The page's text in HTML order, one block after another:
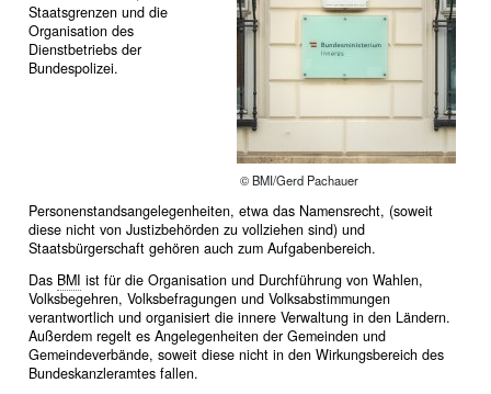
© BMI/Gerd Pachauer
Staatsgrenzen und die
Organisation des
Dienstbetriebs der
Bundespolizei.
Personenstandsangelegenheiten, etwa das Namensrecht, (soweit
diese nicht von Justizbehörden zu vollziehen sind) und
Staatsbürgerschaft gehören auch zum Aufgabenbereich.
Das BMI ist für die Organisation und Durchführung von Wahlen,
Volksbegehren, Volksbefragungen und Volksabstimmungen
verantwortlich und organisiert die innere Verwaltung in den Ländern.
Außerdem regelt es Angelegenheiten der Gemeinden und
Gemeindeverbände, soweit diese nicht in den Wirkungsbereich des
Bundeskanzleramtes fallen.